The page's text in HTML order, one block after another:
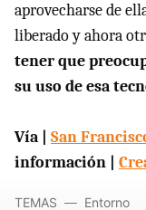
aprovecharse de
liberado y ahora
tener que
su uso de esa
Vía | San
información |
TEMAS Entorno